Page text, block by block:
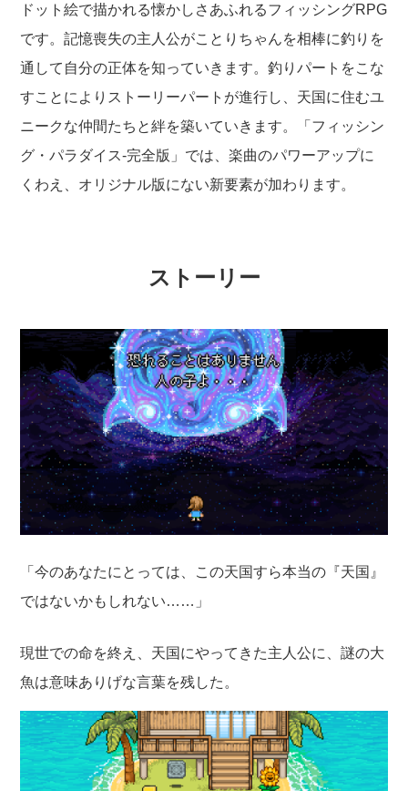
ドット絵で描かれる懐かしさあふれるフィッシングRPG
です。記憶喪失の主人公がことりちゃんを相棒に釣りを
通して自分の正体を知っていきます。釣りパートをこな
すことによりストーリーパートが進行し、天国に住むユ
ニークな仲間たちと絆を築いていきます。「フィッシン
グ・パラダイス-完全版」では、楽曲のパワーアップに
くわえ、オリジナル版にない新要素が加わります。
ストーリー
「今のあなたにとっては、この天国すら本当の『天国』
ではないかもしれない……」
現世での命を終え、天国にやってきた主人公に、謎の大
魚は意味ありげな言葉を残した。